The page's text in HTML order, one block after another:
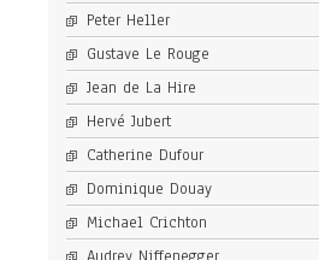
Peter Heller
Gustave Le Rouge
Jean de La Hire
Hervé Jubert
Catherine Dufour
Dominique Douay
Michael Crichton